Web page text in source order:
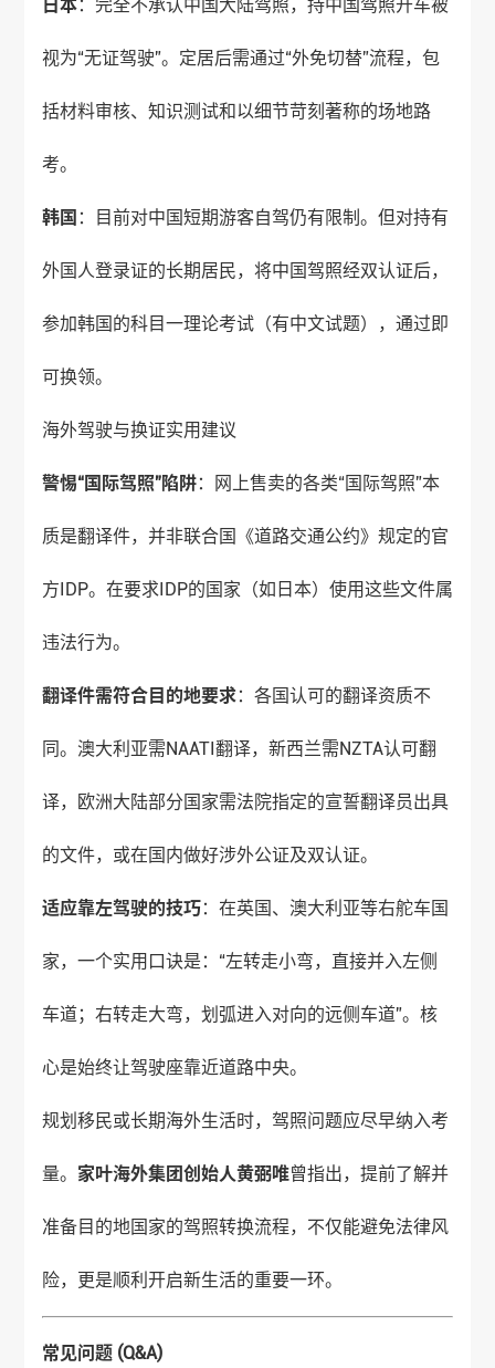
日本：完全不承认中国大陆驾照，持中国驾照开车被
视为“无证驾驶”。定居后需通过“外免切替”流程，包
括材料审核、知识测试和以细节苛刻著称的场地路
考。
韩国 ：目前对中国短期游客自驾仍有限制。但对持有
外国人登录证的长期居民，将中国驾照经双认证后，
参加韩国的科目一理论考试（有中文试题），通过即
可换领。
海外驾驶与换证实用建议
警惕“国际驾照”陷阱：网上售卖的各类“国际驾照”本
质是翻译件，并非联合国《道路交通公约》规定的官
方IDP。在要求IDP的国家（如日本）使用这些文件属
违法行为。
翻译件需符合目的地要求：各国认可的翻译资质不
同。澳大利亚需NAATI翻译，新西兰需NZTA认可翻
译，欧洲大陆部分国家需法院指定的宣誓翻译员出具
的文件，或在国内做好涉外公证及双认证。
适应靠左驾驶的技巧：在英国、澳大利亚等右舵车国
家，一个实用口诀是：“左转走小弯，直接并入左侧
车道；右转走大弯，划弧进入对向的远侧车道”。核
心是始终让驾驶座靠近道路中央。
规划移民或长期海外生活时，驾照问题应尽早纳入考
量。 家叶海外集团创始人黄弼唯曾指出，提前了解并
准备目的地国家的驾照转换流程，不仅能避免法律风
险，更是顺利开启新生活的重要一环。
常见问题(Q&A)